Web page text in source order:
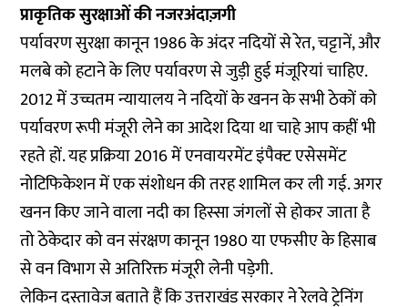
प्राकृतिक सुरक्षाओं की नजरअंदाज़गी
पर्यावरण सुरक्षा कानून 1986 के अंदर नदियों से रेत, चट्टानें, और
मलबे को हटाने के लिए पर्यावरण से जुड़ी हुई मंजूरियां चाहिए.
2012 में उच्चतम न्यायालय ने नदियों के खनन के सभी ठेकों को
पर्यावरण रूपी मंजूरी लेने का आदेश दिया था चाहे आप कहीं भी
रहते हों. यह प्रक्रिया 2016 में एनवायरमेंट इंपैक्ट एसेसमेंट
नोटिफिकेशन में एक संशोधन की तरह शामिल कर ली गई. अगर
खनन किए जाने वाला नदी का हिस्सा जंगलों से होकर जाता है
तो ठेकेदार को वन संरक्षण कानून 1980 या एफसीए के हिसाब
से वन विभाग से अतिरिक्त मंजूरी लेनी पड़ेगी.
लेकिन दस्तावेज बताते हैं कि उत्तराखंड सरकार ने रेलवे ट्रेनिंग